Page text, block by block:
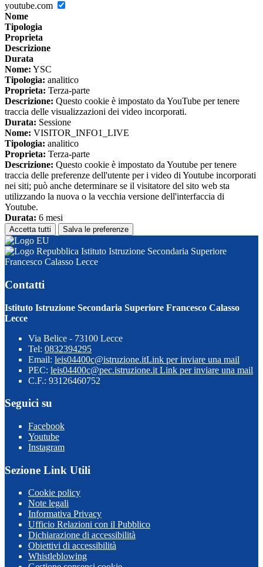
youtube.com
Nome
Tipologia
Proprieta
Descrizione
Durata
Nome: YSC
Tipologia: analitico
Proprieta: Terza-parte
Descrizione: Questo cookie è impostato da YouTube per tenere
traccia delle visualizzazioni dei video incorporati.
Durata: Sessione
Nome: VISITOR_INFO1_LIVE
Tipologia: analitico
Proprieta: Terza-parte
Descrizione: Questo cookie è impostato da Youtube per tenere
traccia delle preferenze dell'utente per i video di Youtube incorporati
nei siti; può anche determinare se il visitatore del sito web sta
utilizzando la nuova o la vecchia versione dell'interfaccia di
Youtube.
Durata: 6 mesi
Accetta tutti Salva le preferenze
Istituto Istruzione Secondaria Superiore
Francesco Calasso Lecce
Contatti
Istituto Istruzione Secondaria Superiore Francesco Calasso
Lecce
Via Belice - 73100 Lecce
Tel: 0832394295
Email: leis04400c@istruzione.itLink per inviare una mail
PEC: leis04400c@pec.istruzione.it Link per inviare una mail
C.F.: 93126460752
Seguici su
Facebook
Youtube
Instagram
Sezione Link Utili
Cookie policy
Note legali
Informativa Privacy
Ufficio Relazioni con il Pubblico
Dichiarazione di accessibilità
Obiettivi di accessibilità
Whistleblowing